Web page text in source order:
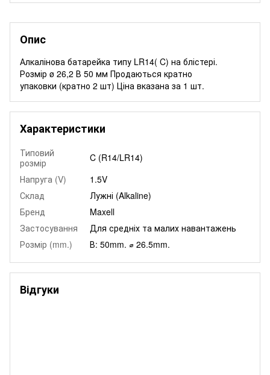
Опис
Алкалінова батарейка типу LR14( C) на блістері.
Розмір ø 26,2 В 50 мм Продаються кратно
упаковки (кратно 2 шт) Ціна вказана за 1 шт.
Характеристики
Типовий
розмір
C (R14/LR14)
Напруга (V)
1.5V
Склад
Лужні (Alkaline)
Бренд
Maxell
Застосування
Для средніх та малих навантажень
Розмір (mm.)
В: 50mm. ⌀ 26.5mm.
Відгуки